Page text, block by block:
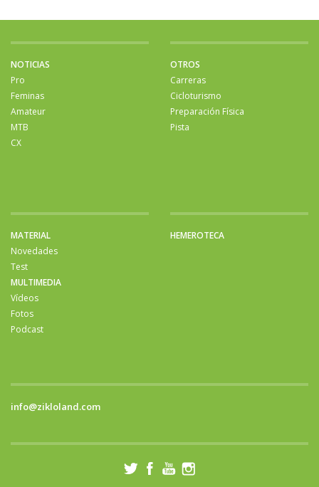
NOTICIAS
Pro
Feminas
Amateur
MTB
CX
OTROS
Carreras
Cicloturismo
Preparación Física
Pista
MATERIAL
Novedades
Test
MULTIMEDIA
Vídeos
Fotos
Podcast
HEMEROTECA
info@zikloland.com